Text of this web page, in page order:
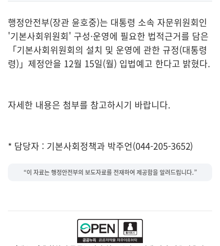
행정안전부(장관 윤호중)는 대통령 소속 자문위원회인
'기본사회위원회' 구성·운영에 필요한 법적근거를 담은
「기본사회위원회의 설치 및 운영에 관한 규정(대통령
령)」제정안을 12월 15일(월) 입법예고 한다고 밝혔다.
자세한 내용은 첨부를 참고하시기 바랍니다.
* 담당자 : 기본사회정책과 박주언(044-205-3652)
“이 자료는 행정안전부의 보도자료를 전재하여 제공함을 알려드립니다.”